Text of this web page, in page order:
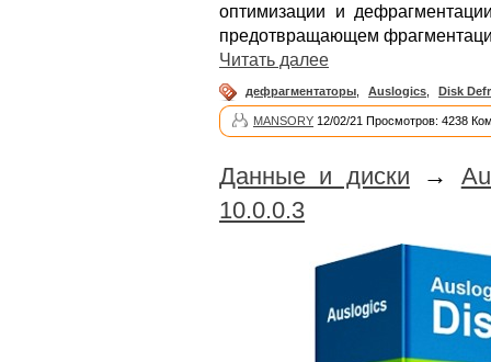
оптимизации и
предотвращающем
Читать далее
дефрагментаторы Auslogics Disk
MANSORY 12/02/21 Просмотров: 4238
Данные и диски →
10.0.0.3